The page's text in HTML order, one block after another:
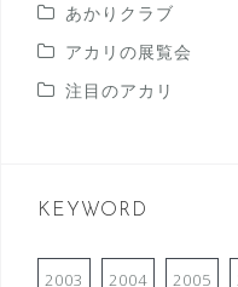
あかりクラブ
アカリの展覧会
注目のアカリ
KEYWORD
2003 2004 2005